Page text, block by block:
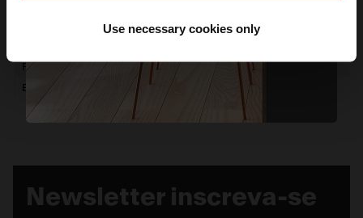
Use necessary cookies only
Referência do Produto 11327
FUN 112.0508.036
EAN 7892162113277
Newsletter inscreva-se